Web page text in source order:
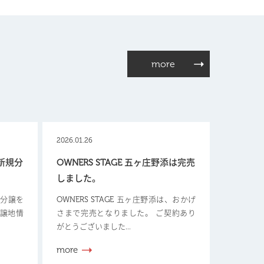
規分
譲を
地情
2026.01.26
OWNERS STAGE 五ヶ庄野添は完売
しました。
OWNERS STAGE 五ヶ庄野添は、おかげ
さまで完売となりました。 ご契約あり
がとうございました...
more
more